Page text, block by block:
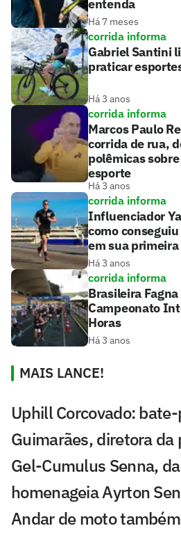
entenda
Há 7 meses
corrida informa
Gabriel Santini
praticar
Há 3 anos
corrida informa
Marcos Paulo
corrida de rua,
polêmicas
esporte
Há 3 anos
corrida informa
Influenciador
como
em sua
Há 3 anos
corrida informa
Brasileira
Campeonato
Horas
Há 3 anos
MAIS LANCE!
Uphill Corcovado:
Guimarães, diretora da
Gel-Cumulus Senna,
homenageia Ayrton
Andar de moto